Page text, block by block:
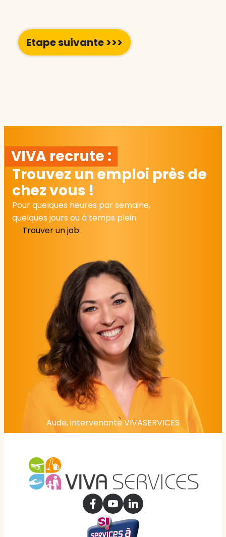
VIVA recrute :
Trouvez un emploi près de
chez vous !
Pour quelques heures par semaine,
quelques jours ou à temps plein.
Trouver un job
Aude, intervenante VIVASERVICES